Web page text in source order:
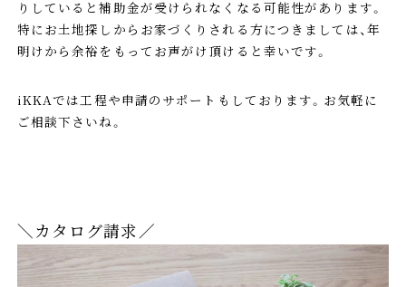
りしていると補助金が受けられなくなる可能性があります。
特にお土地探しからお家づくりされる方につきましては、年
明けから余裕をもってお声がけ頂けると幸いです。
iKKAでは工程や申請のサポートもしております。お気軽に
ご相談下さいね。
＼カタログ請求／